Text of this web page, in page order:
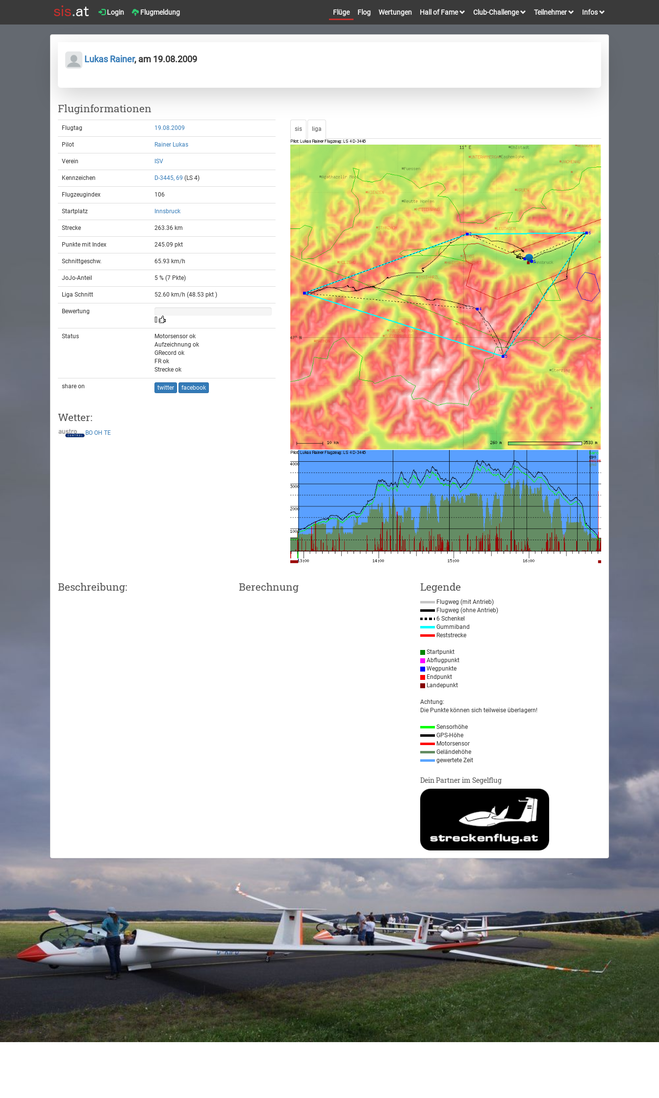
Login Flugmeldung Flüge Flog Wertungen Hall of Fame Club-Challenge Teilnehmer Infos
Lukas Rainer, am 19.08.2009
Fluginformationen
Flugtag 19.08.2009
Pilot Rainer Lukas
Verein ISV
Kennzeichen D-3445, 69 (LS 4)
Flugzeugindex 106
Startplatz Innsbruck
Strecke 263.36 km
Punkte mit Index 245.09 pkt
Schnittgeschw. 65.93 km/h
JoJo-Anteil 5 % (7 Pkte)
Liga Schnitt 52.60 km/h (48.53 pkt )
Bewertung
[]
Status
Motorsensor ok
Aufzeichnung ok
GRecord ok
FR ok
Strecke ok
share on twitter facebook
Wetter:
BO OH TE
sis liga
Beschreibung: Berechnung Legende
Flugweg (mit Antrieb)
Flugweg (ohne Antrieb)
6 Schenkel
Gummiband
Reststrecke
Startpunkt
Abflugpunkt
Wegpunkte
Endpunkt
Landepunkt
Achtung:
Die Punkte können sich teilweise überlagern!
Sensorhöhe
GPS-Höhe
Motorsensor
Geländehöhe
gewertete Zeit
Dein Partner im Segelflug